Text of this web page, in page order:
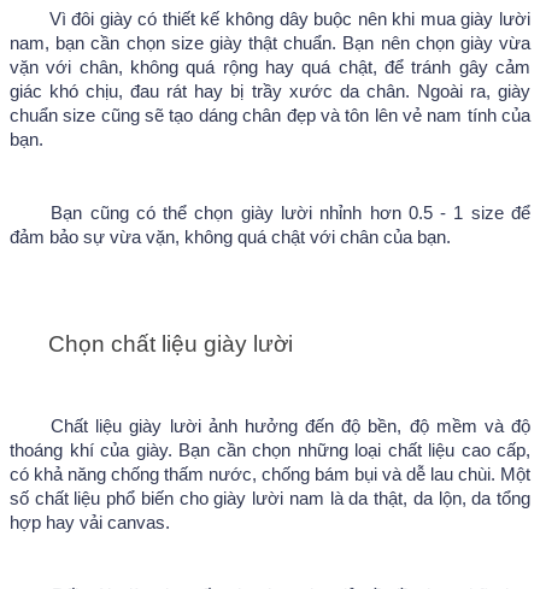
Vì đôi giày có thiết kế không dây buộc nên khi mua giày lười
nam, bạn cần chọn size giày thật chuẩn. Bạn nên chọn giày vừa
vặn với chân, không quá rộng hay quá chật, để tránh gây cảm
giác khó chịu, đau rát hay bị trầy xước da chân. Ngoài ra, giày
chuẩn size cũng sẽ tạo dáng chân đẹp và tôn lên vẻ nam tính của
bạn.
Bạn cũng có thể chọn giày lười nhỉnh hơn 0.5 - 1 size để
đảm bảo sự vừa vặn, không quá chật với chân của bạn.
Chọn chất liệu giày lười
Chất liệu giày lười ảnh hưởng đến độ bền, độ mềm và độ
thoáng khí của giày. Bạn cần chọn những loại chất liệu cao cấp,
có khả năng chống thấm nước, chống bám bụi và dễ lau chùi. Một
số chất liệu phổ biến cho giày lười nam là da thật, da lộn, da tổng
hợp hay vải canvas.